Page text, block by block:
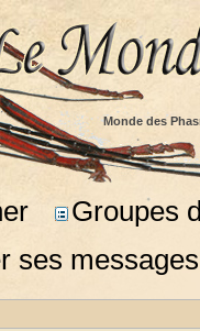
Monde des
Groupes
ses